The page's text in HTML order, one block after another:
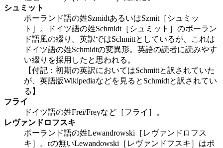
シュミット
ポーランド語の姓SzmidtあるいはSzmit［シュミッ
ト］。ドイツ語の姓Schmidt［シュミット］のポーラン
ド語風の綴り。英訳ではSchmittとしているが、これは
ドイツ語の姓Schmidtの変異形。英語の読者に読みやす
い綴りを採用したと思われる。
【付記：初期の英訳においてはSchmittと訳されていた
が、英語版Wikipediaなどを見るとSchmidtと訳されてい
る】
フライ
ドイツ語の姓Frei/Freyなど［フライ］。
レヴァンドロフスキ
ポーランド語の姓Lewandrowski［レヴァンドロフス
キ］。rの無いLewandowski［レヴァンドフスキ］はポ